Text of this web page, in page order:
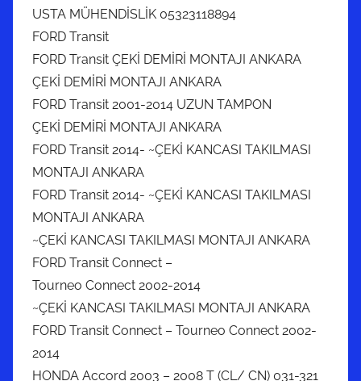
USTA MÜHENDİSLİK 05323118894
FORD Transit
FORD Transit ÇEKİ DEMİRİ MONTAJI ANKARA
ÇEKİ DEMİRİ MONTAJI ANKARA
FORD Transit 2001-2014 UZUN TAMPON
ÇEKİ DEMİRİ MONTAJI ANKARA
FORD Transit 2014- ~ÇEKİ KANCASI TAKILMASI
MONTAJI ANKARA
FORD Transit 2014- ~ÇEKİ KANCASI TAKILMASI
MONTAJI ANKARA
~ÇEKİ KANCASI TAKILMASI MONTAJI ANKARA
FORD Transit Connect –
Tourneo Connect 2002-2014
~ÇEKİ KANCASI TAKILMASI MONTAJI ANKARA
FORD Transit Connect – Tourneo Connect 2002-
2014
HONDA Accord 2003 – 2008 T (CL/ CN) 031-321